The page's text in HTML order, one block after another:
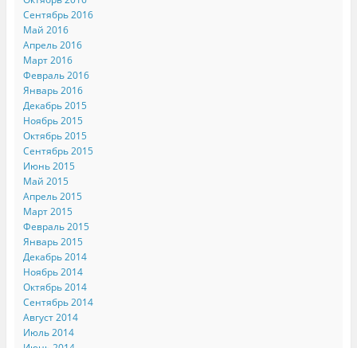
Сентябрь 2016
Май 2016
Апрель 2016
Март 2016
Февраль 2016
Январь 2016
Декабрь 2015
Ноябрь 2015
Октябрь 2015
Сентябрь 2015
Июнь 2015
Май 2015
Апрель 2015
Март 2015
Февраль 2015
Январь 2015
Декабрь 2014
Ноябрь 2014
Октябрь 2014
Сентябрь 2014
Август 2014
Июль 2014